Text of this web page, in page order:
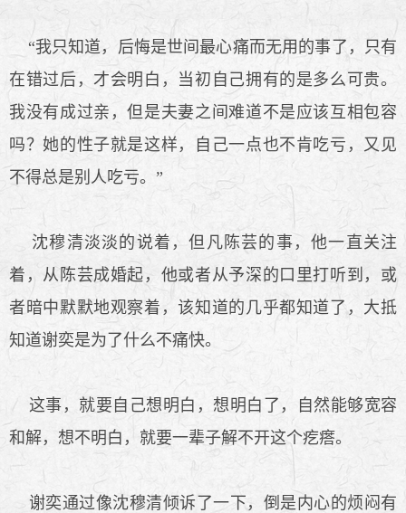
“我只知道，后悔是世间最心痛而无用的事了，只有
在错过后，才会明白，当初自己拥有的是多么可贵。
我没有成过亲，但是夫妻之间难道不是应该互相包容
吗？她的性子就是这样，自己一点也不肯吃亏，又见
不得总是别人吃亏。”
沈穆清淡淡的说着，但凡陈芸的事，他一直关注
着，从陈芸成婚起，他或者从予深的口里打听到，或
者暗中默默地观察着，该知道的几乎都知道了，大抵
知道谢奕是为了什么不痛快。
这事，就要自己想明白，想明白了，自然能够宽容
和解，想不明白，就要一辈子解不开这个疙瘩。
谢奕通过像沈穆清倾诉了一下，倒是内心的烦闷有